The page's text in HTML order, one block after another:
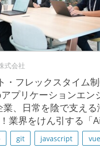
式会社
・フレックスタイム
プリケーションエン
、日常を陰で支える
業界をけん引する「
git javascript